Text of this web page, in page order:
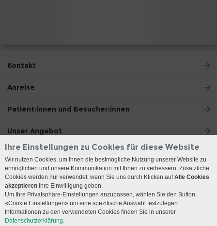
Kontakt
Anreise
Patient:innen und Besucher:innen
Unser Angebot
Ärzt:innen und Zuweiser:innen
Lehre und Forschung
Über uns
Social Media
Ihre Einstellungen zu Cookies für diese Website
Wir nutzen Cookies, um Ihnen die bestmögliche Nutzung unserer Website zu
ermöglichen und unsere Kommunikation mit Ihnen zu verbessern. Zusätzliche
Cookies werden nur verwendet, wenn Sie uns durch Klicken aufAlle Cookies
akzeptieren Ihre Einwilligung geben.
Um Ihre Privatsphäre-Einstellungen anzupassen, wählen Sie den Button
«Cookie Einstellungen» um eine spezifische Auswahl festzulegen.
Informationen zu den verwendeten Cookies finden Sie in unserer
Datenschutzerklärung.